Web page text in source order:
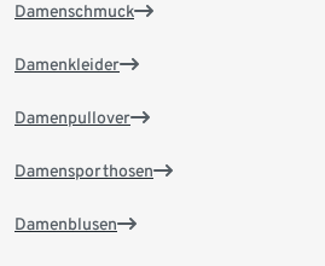
Damenschmuck
Damenkleider
Damenpullover
Damensporthosen
Damenblusen